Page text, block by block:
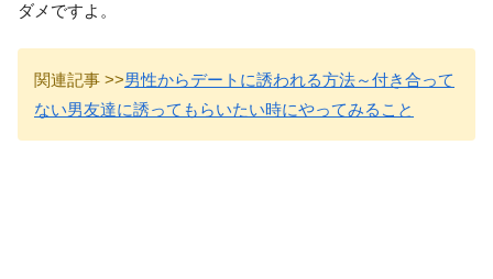
ダメですよ。
関連記事 >>男性からデートに誘われる方法～付き合って
ない男友達に誘ってもらいたい時にやってみること